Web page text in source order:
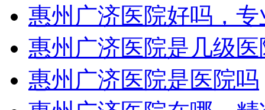
惠州广济医院好吗，专
惠州广济医院是几级医
惠州广济医院是医院吗